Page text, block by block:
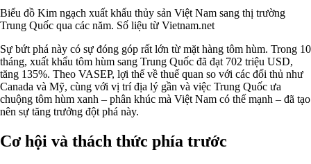
Biểu đồ Kim ngạch xuất khẩu thủy sản Việt Nam sang thị trường
Trung Quốc qua các năm. Số liệu từ Vietnam.net
Sự bứt phá này có sự đóng góp rất lớn từ mặt hàng tôm hùm. Trong 10
tháng, xuất khẩu tôm hùm sang Trung Quốc đã đạt 702 triệu USD,
tăng 135%. Theo VASEP, lợi thế về thuế quan so với các đối thủ như
Canada và Mỹ, cùng với vị trí địa lý gần và việc Trung Quốc ưa
chuộng tôm hùm xanh – phân khúc mà Việt Nam có thế mạnh – đã tạo
nên sự tăng trưởng đột phá này.
Cơ hội và thách thức phía trước